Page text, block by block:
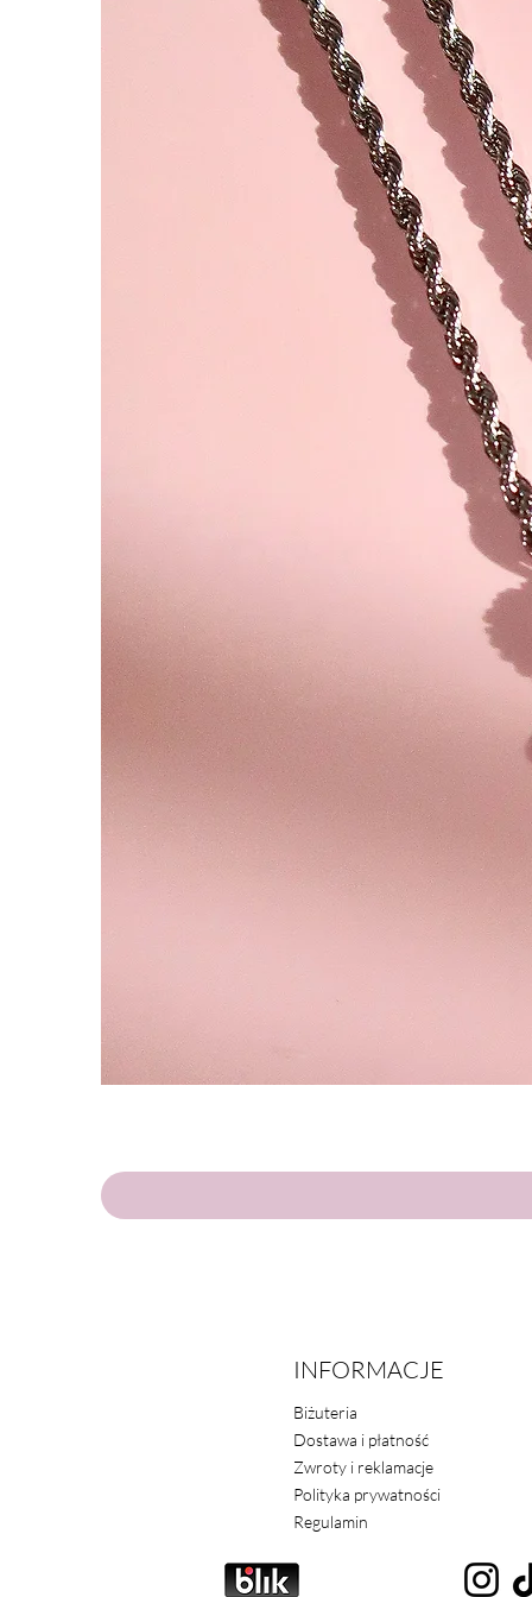
INFORMACJE
Biżuteria
Dostawa i płatność
Zwroty i reklamacje
Polityka prywatności
Regulamin